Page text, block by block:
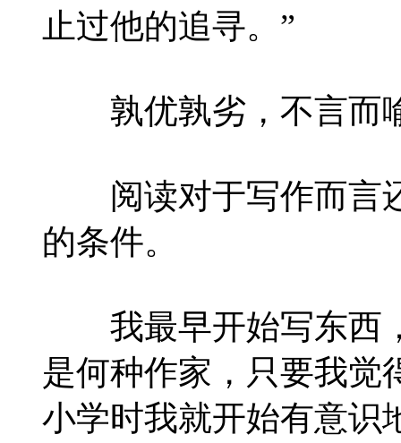
止过他的追寻。”
孰优孰劣，不言而
阅读对于写作而言
的条件。
我最早开始写东西
是何种作家，只要我觉
小学时我就开始有意识